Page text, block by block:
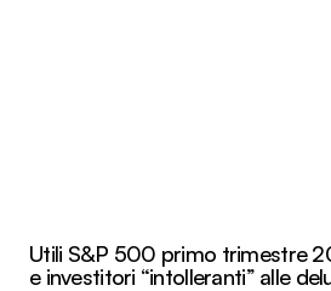
Utili S&P 500 primo trimestre
e investitori “intolleranti” alle